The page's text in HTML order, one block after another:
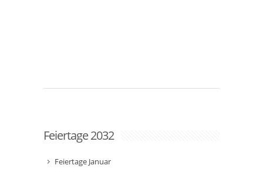
Feiertage 2032
Feiertage Januar